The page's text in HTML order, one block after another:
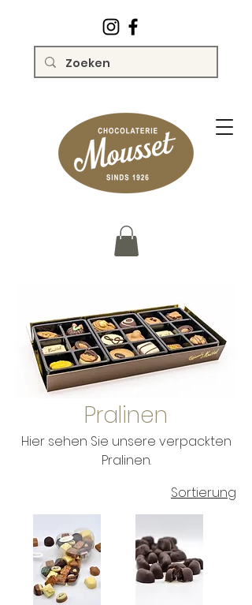
Pralinen
Hier sehen Sie unsere verpackten
Pralinen.
Sortierung